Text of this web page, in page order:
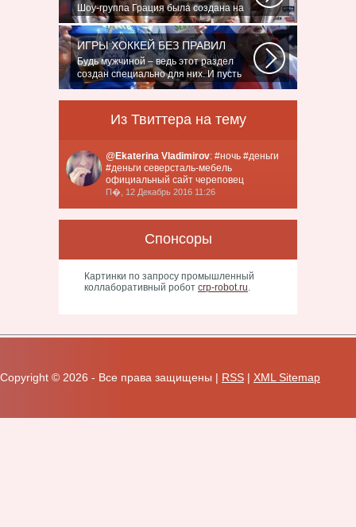
Шоу-группа Грация была создана на
базе ярославского шейпинг-центра
для...
ИГРЫ ХОККЕЙ БЕЗ ПРАВИЛ
Будь мужчиной – ведь этот раздел
создан специально для них. И пусть
злопыхатели...
Из Твиттера на тему
@ Ekaterina Vladimirov: #ночь #деньги
#деньги северсталь-мебель
официальный сайт череповец
П�, 12 Декабрь 2016 11:26
Спонсоры
Картинки по запросу промышленный
коллаборативный робот crp-robot.ru.
Copyright © 2026 - Все права защищены | RSS | XML Sitemap